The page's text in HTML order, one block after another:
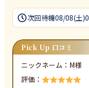
次回待機08/08(土
Pick Up 口コミ
ニックネーム： M様
評価：